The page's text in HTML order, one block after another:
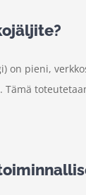
on pieni,
Tämä